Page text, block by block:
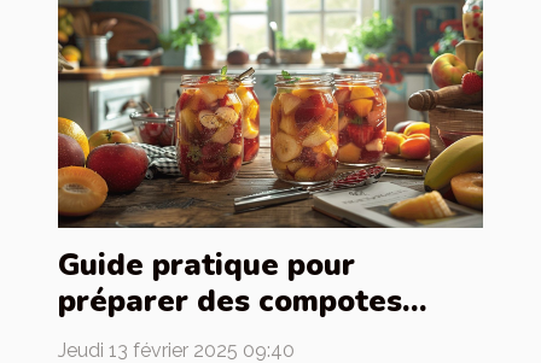
Guide pratique pour
préparer des compotes
maison pour toute la famille
Jeudi 13 février 2025 09:40